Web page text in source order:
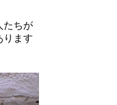
たちが
ります